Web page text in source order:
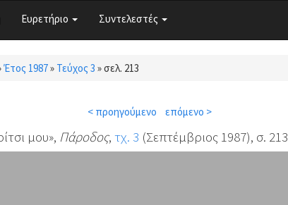
Ευρετήριο Συντελεστές
Έτος 1987» Τεύχος 3 »σελ. 213
< προηγούμενο επόμενο >
μου», Πάροδος, τχ. 3 (Σεπτέμβριος 1987), σ. 213